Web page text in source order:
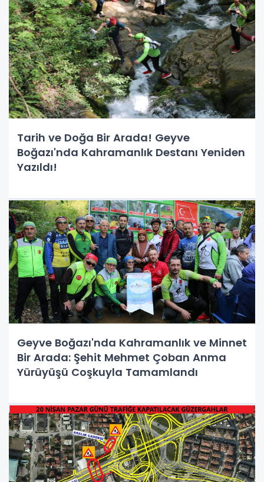
Tarih ve Doğa Bir Arada! Geyve
Boğazı'nda Kahramanlık Destanı Yeniden
Yazıldı!
Geyve Boğazı'nda Kahramanlık ve Minnet
Bir Arada: Şehit Mehmet Çoban Anma
Yürüyüşü Coşkuyla Tamamlandı